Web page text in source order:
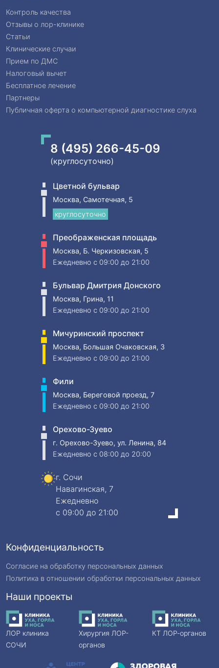
Контроль качества
Отзывы о лор-клинике
Статьи
Клинические случаи
Прием по ДМС
Налоговый вычет
Бесплатное лечение
Партнеры
Публичная оферта о компьютерной диагностике слуха
8 (495) 266-45-09
(круглосуточно)
Цветной бульвар
Москва, Самотечная, 5
круглосуточно
Преображенская площадь
Москва, Б. Черкизовская, 5
Ежедневно c 09:00 до 21:00
Бульвар Дмитрия Донского
Москва, Грина, 11
Ежедневно c 09:00 до 21:00
Мичуринский проспект
Москва, Большая Очаковская, 3
Ежедневно c 09:00 до 21:00
Фили
Москва, Береговой проезд, 7
Ежедневно c 09:00 до 21:00
Орехово-Зуево
г. Орехово-Зуево, ул. Ленина, 84
Ежедневно c 08:00 до 20:00
г. Сочи
Навагинская, 7
Ежедневно
c 09:00 до 21:00
Конфиденциальность
Согласие на обработку персональных данных
Политика в отношении обработки персональных данных
Наши проекты
ЛОР клиника
СОЧИ
Хирургия ЛОР-
органов
КТ ЛОР-органов